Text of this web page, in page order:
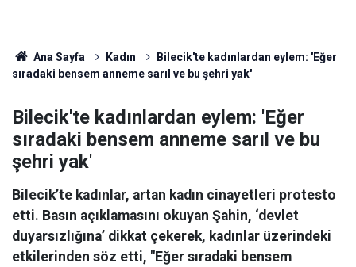
Ana Sayfa Kadın
Bilecik'te kadınlardan eylem: 'Eğer
sıradaki bensem anneme sarıl ve bu şehri yak'
Bilecik'te kadınlardan eylem: 'Eğer
sıradaki bensem anneme sarıl ve bu
şehri yak'
Bilecik’te kadınlar, artan kadın cinayetleri protesto
etti. Basın açıklamasını okuyan Şahin, ‘devlet
duyarsızlığına’ dikkat çekerek, kadınlar üzerindeki
etkilerinden söz etti, "Eğer sıradaki bensem